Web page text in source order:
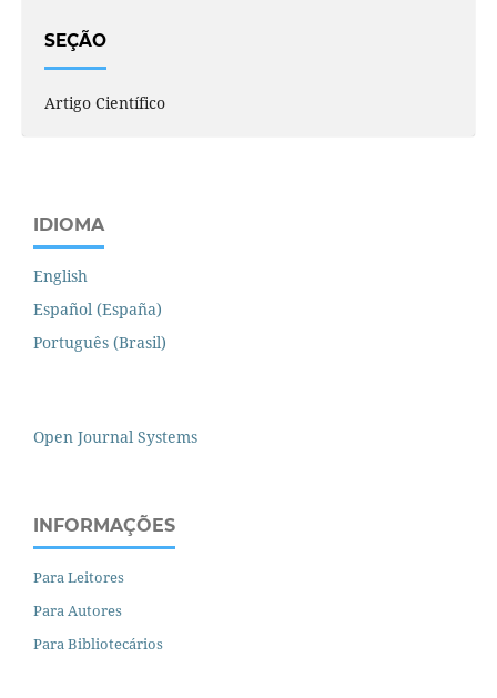
SEÇÃO
Artigo Científico
IDIOMA
English
Español (España)
Português (Brasil)
Open Journal Systems
INFORMAÇÕES
Para Leitores
Para Autores
Para Bibliotecários